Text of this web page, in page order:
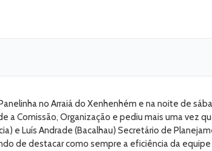
no Arraiá do Xenhenhém e na noite de
Comissão, Organização e pediu mais uma vez
e Luís Andrade (Bacalhau) Secretário de
de destacar como sempre a eficiência da